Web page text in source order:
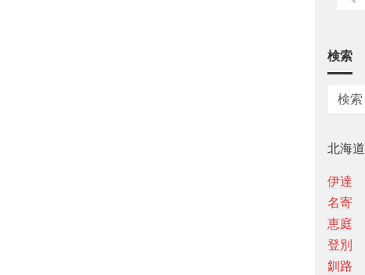
検索
北海道
伊達
名寄
恵庭
登別
釧路